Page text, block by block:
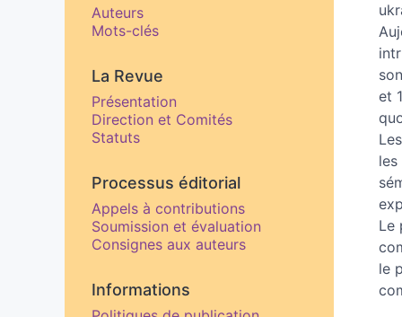
Auteurs
Mots-clés
La Revue
Présentation
Direction et Comités
Statuts
Processus éditorial
Appels à contributions
Soumission et évaluation
Consignes aux auteurs
Informations
et
Le
le